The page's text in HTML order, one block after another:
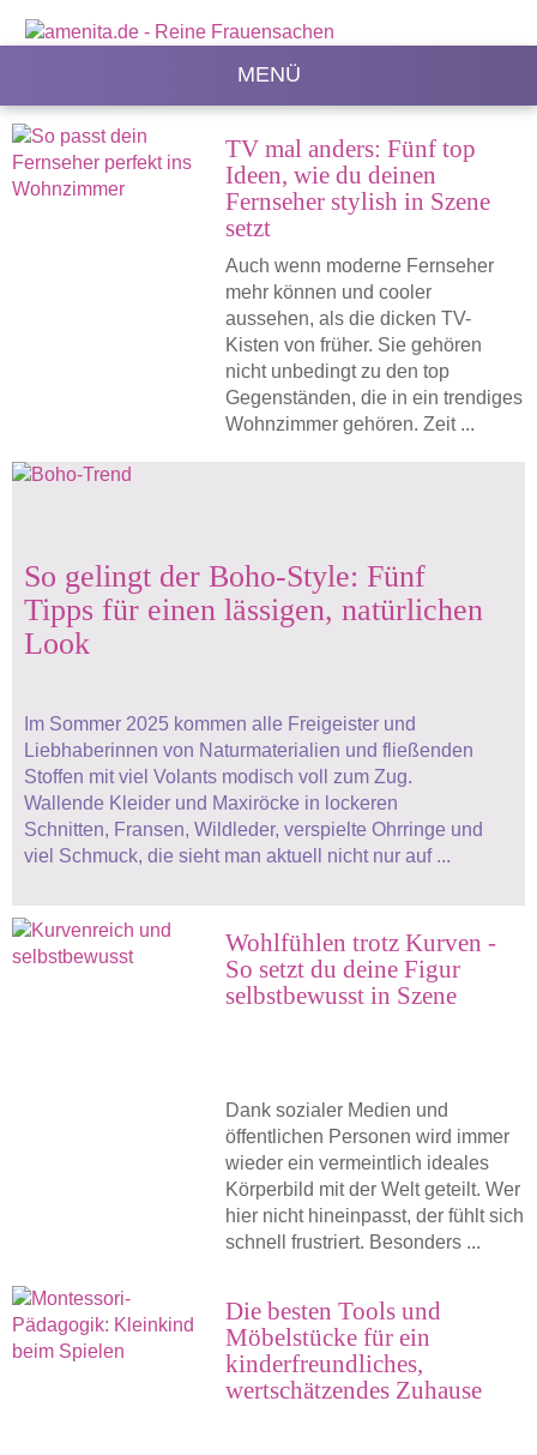
MENÜ
TV mal anders: Fünf top
Ideen, wie du deinen
Fernseher stylish in Szene
setzt
Auch wenn moderne Fernseher
mehr können und cooler
aussehen, als die dicken TV-
Kisten von früher. Sie gehören
nicht unbedingt zu den top
Gegenständen, die in ein trendiges
Wohnzimmer gehören. Zeit ...
So gelingt der Boho-Style: Fünf
Tipps für einen lässigen, natürlichen
Look
Im Sommer 2025 kommen alle Freigeister und
Liebhaberinnen von Naturmaterialien und fließenden
Stoffen mit viel Volants modisch voll zum Zug.
Wallende Kleider und Maxiröcke in lockeren
Schnitten, Fransen, Wildleder, verspielte Ohrringe und
viel Schmuck, die sieht man aktuell nicht nur auf ...
Wohlfühlen trotz Kurven -
So setzt du deine Figur
selbstbewusst in Szene
Dank sozialer Medien und
öffentlichen Personen wird immer
wieder ein vermeintlich ideales
Körperbild mit der Welt geteilt. Wer
hier nicht hineinpasst, der fühlt sich
schnell frustriert. Besonders ...
Die besten Tools und
Möbelstücke für ein
kinderfreundliches,
wertschätzendes Zuhause